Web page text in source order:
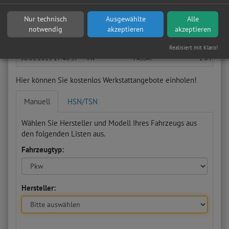
03.07.2014 12:30:27 Mercedes-Benz BM 163 M ML 270
04.03.2014 17:51:39 Panda
30.01.2013 17:48:37 VW PASSAT 2.0 FSI
Hier können Sie kostenlos Werkstattangebote einholen!
Manuell HSN/TSN
Wählen Sie Hersteller und Modell Ihres Fahrzeugs aus
den folgenden Listen aus.
Fahrzeugtyp:
Hersteller:
Nur technisch
notwendig
Ausgewählte
akzeptieren
Alle
akzeptieren
Realisiert mit Klaro!